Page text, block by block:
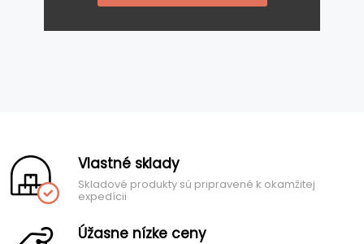
Vlastné sklady
Skladové produkty sú pripravené k okamžitej
expedícii
Úžasne nízke ceny